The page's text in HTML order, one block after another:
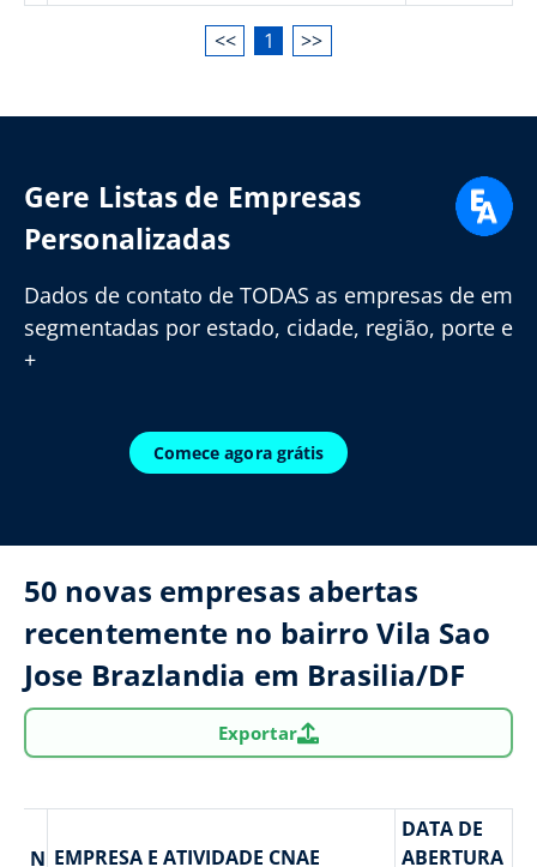
<< 1 >>
Gere Listas de Empresas
Personalizadas
Dados de contato de TODAS as empresas de em
segmentadas por estado, cidade, região, porte e
+
Comece agora grátis
50 novas empresas abertas
recentemente no bairro Vila Sao
Jose Brazlandia em Brasilia/DF
Exportar
N EMPRESA E ATIVIDADE CNAE
DATA DE
ABERTURA